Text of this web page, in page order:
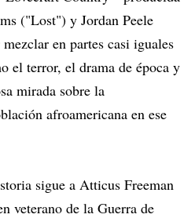
("Lost") y Jordan Peele
en partes casi iguales
el terror, el drama de época y
mirada sobre la
afroamericana en ese
sigue a Atticus Freeman
veterano de la Guerra de